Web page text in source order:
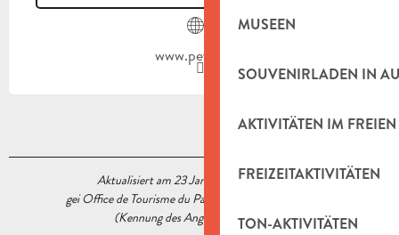
MUSEEN
SOUVENIRLADEN IN
AKTIVITÄTEN IM FREIEN
FREIZEITAKTIVITÄTEN
TON-AKTIVITÄTEN
www.peypin.fr
Aktualisiert am 23 Januar 2023 Um 17:22
gei Office de Tourisme du Pays d’Aubagne et de l’Étoile
(Kennung des Angebots :5541119)